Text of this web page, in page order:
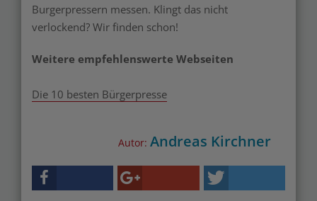
Burgerpressern messen. Klingt das nicht
verlockend? Wir finden schon!
Weitere empfehlenswerte Webseiten
Die 10 besten Bürgerpresse
Autor: Andreas Kirchner